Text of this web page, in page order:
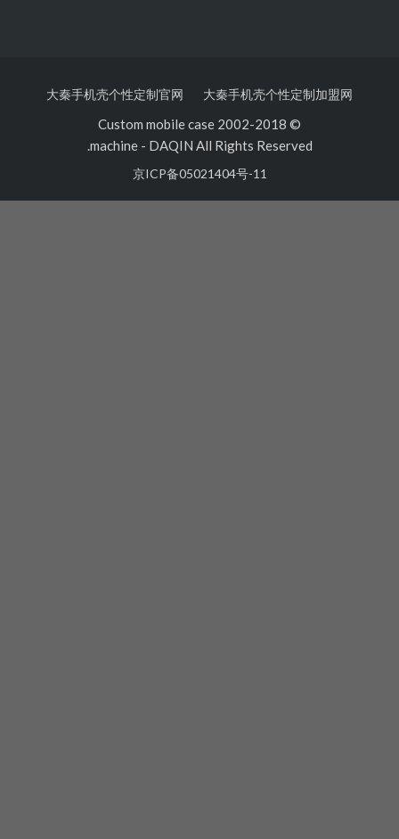
大秦手机壳个性定制官网 大秦手机壳个性定制加盟
© 2002-2018 Custom mobile case
machine-DAQIN All Rights Reserved.
京ICP备05021404号-11